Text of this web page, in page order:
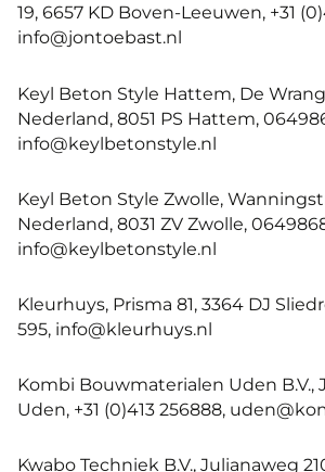
19, 6657 KD Boven-Leeuwen, +31
info@jontoebast.nl
Keyl Beton Style Hattem, De
Nederland, 8051 PS Hattem,
info@keylbetonstyle.nl
Keyl Beton Style Zwolle,
Nederland, 8031 ZV Zwolle,
info@keylbetonstyle.nl
Kleurhuys, Prisma 81, 3364 DJ
595, info@kleurhuys.nl
Kombi Bouwmaterialen Uden B.V.,
Uden, +31 (0)413 256888,
Kwabo Techniek B.V., Julianaweg